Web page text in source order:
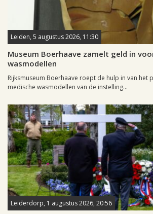
Leiden, 5 augustus 2026, 11:30
Museum Boerhaave zamelt geld in
wasmodellen
Rijksmuseum Boerhaave roept de hulp in van het
medische wasmodellen van de instelling...
Leiderdorp, 1 augustus 2026, 20:56